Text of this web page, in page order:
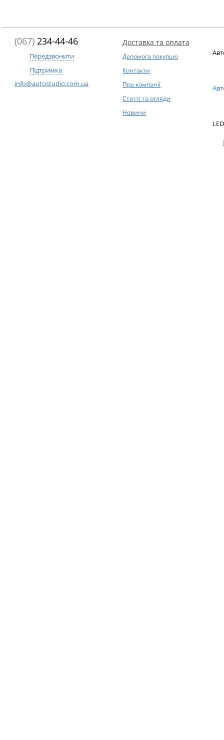
(067) 234-44-46
Передзвонити
Підтримка
info@autostudio.com.ua
Доставка та оплата
Допомога покупцю
Контакти
Про компанії
Статті та огляди
Новини